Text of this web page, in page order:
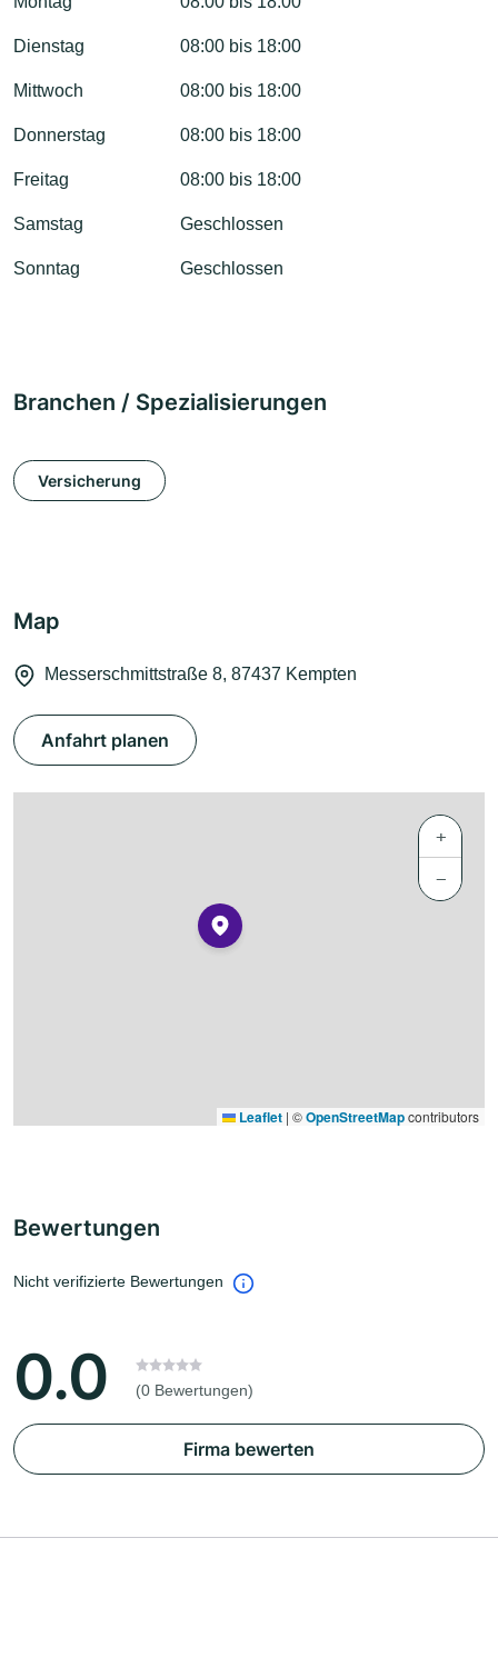
Dienstag 08:00 bis 18:00
Mittwoch 08:00 bis 18:00
Donnerstag 08:00 bis 18:00
Freitag 08:00 bis 18:00
Samstag Geschlossen
Sonntag Geschlossen
Branchen / Spezialisierungen
Versicherung
Map
Messerschmittstraße 8, 87437 Kempten
Anfahrt planen
+
−
Leaflet | ©OpenStreetMapcontributors
Bewertungen
Nicht verifizierte Bewertungen
0.0 (0 Bewertungen)
Firma bewerten